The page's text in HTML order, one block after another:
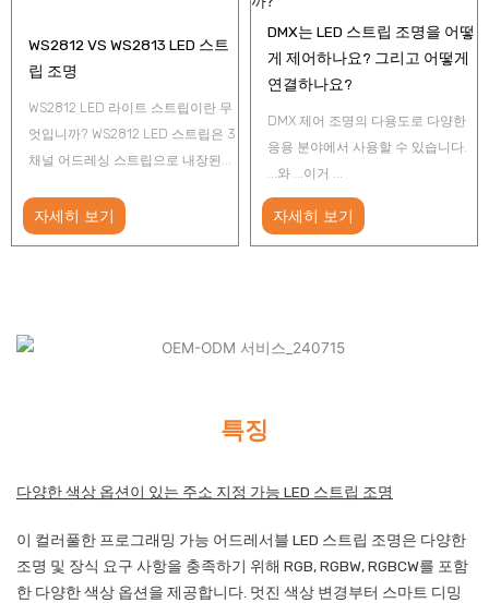
WS2812 VS WS2813 LED 스트
립 조명
WS2812 LED 라이트 스트립이란 무
엇입니까? WS2812 LED 스트립은 3
채널 어드레싱 스트립으로 내장된...
자세히 보기
DMX는 LED 스트립 조명을 어떻
게 제어하나요? 그리고 어떻게
연결하나요?
DMX 제어 조명의 다용도로 다양한
응용 분야에서 사용할 수 있습니다.
...와 ...이거 ...
자세히 보기
특징
다양한 색상 옵션이 있는 주소 지정 가능 LED 스트립 조명
이 컬러풀한 프로그래밍 가능 어드레서블 LED 스트립 조명은 다양한
조명 및 장식 요구 사항을 충족하기 위해 RGB, RGBW, RGBCW를 포함
한 다양한 색상 옵션을 제공합니다. 멋진 색상 변경부터 스마트 디밍